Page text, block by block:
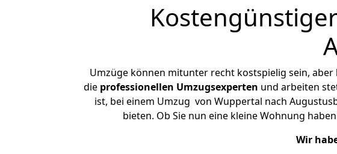
Umzüge können mitunter recht kostspielig sein,
die professionellen Umzugsexperten und arbeiten
ist, bei einem Umzug von Wuppertal nach
bieten. Ob Sie nun eine kleine Wohnung
Wir